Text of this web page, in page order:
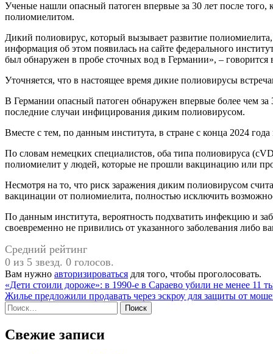
Ученые нашли опасный патоген впервые за 30 лет после того,
полиомиелитом.
Дикий полиовирус, который вызывает развитие
информация об этом появилась на сайте федерального
был обнаружен в пробе сточных вод в Германии», – говорится
Уточняется, что в настоящее время дикие полиовирусы
В Германии опасный патоген обнаружен впервые более чем за
последние случаи инфицирования диким полиовирусом.
Вместе с тем, по данным института, в стране с конца 2024
По словам немецких специалистов, оба типа полиовируса
полиомиелит у людей, которые не прошли вакцинацию или
Несмотря на то, что риск заражения диким полиовирусом
вакцинации от полиомиелита, полностью исключить
По данным института, вероятность подхватить инфекцию и
своевременно не привились от указанного заболевания либо
Средний рейтинг
0 из 5 звезд. 0 голосов.
Вам нужно авторизироваться для того, чтобы проголосовать.
Навигация
по
записям
«Дети стоили дороже»: в 1990-е в Сараево убили не менее 11
Жилье предложили продавать через эскроу для защиты от
Найти:
Свежие записи